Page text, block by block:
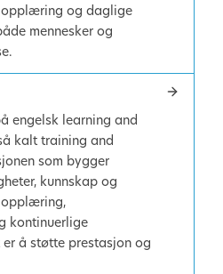
opplæring og daglige
mennesker og
engelsk learning and
kalt training and
som bygger
kunnskap og
opplæring,
kontinuerlige
å støtte prestasjon og